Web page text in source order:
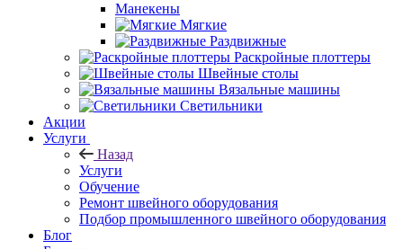
Манекены
Мягкие
Раздвижные
Раскройные плоттеры
Швейные столы
Вязальные машины
Светильники
Акции
Услуги
Назад
Услуги
Обучение
Ремонт швейного оборудования
Подбор промышленного швейного оборудования
Блог